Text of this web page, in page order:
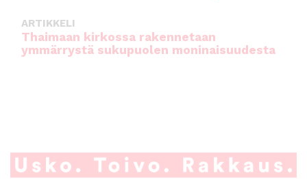
ARTIKKELI
Thaimaan kirkossa rakennetaan
ymmärrystä sukupuolen moninaisuudesta